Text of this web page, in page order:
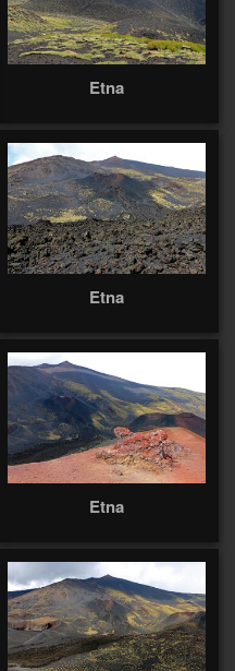
Etna
Etna
Etna